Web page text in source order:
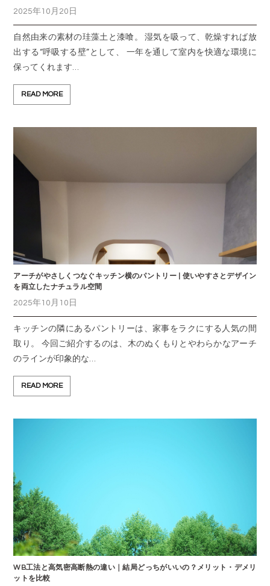
2025年10月20日
自然由来の素材の珪藻土と漆喰。 湿気を吸って、乾燥すれば放
出する“呼吸する壁”として、 一年を通して室内を快適な環境に
保ってくれます…
READ MORE
アーチがやさしくつなぐキッチン横のパントリー | 使いやすさとデザイン
を両立したナチュラル空間
2025年10月10日
キッチンの隣にあるパントリーは、家事をラクにする人気の間
取り。 今回ご紹介するのは、木のぬくもりとやわらかなアーチ
のラインが印象的な…
READ MORE
WB工法と高気密高断熱の違い｜結局どっちがいいの？メリット・デメリ
ットを比較